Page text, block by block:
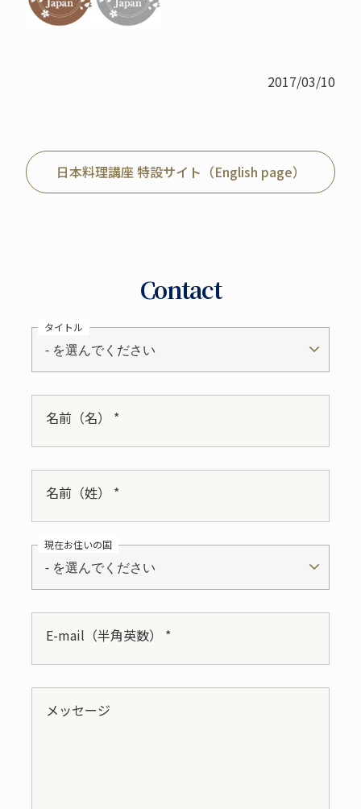
2017/03/10
日本料理講座 特設サイト（English page）
Contact
- を選んでください
タイトル
名前（名） *
名前（姓） *
- を選んでください
現在お住いの国
E-mail（半角英数） *
メッセージ